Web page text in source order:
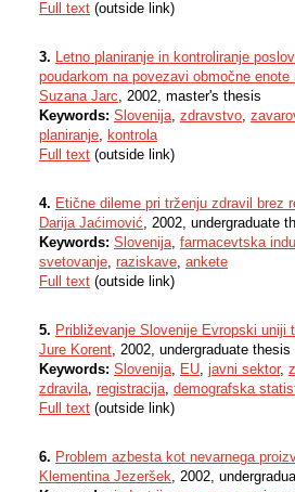
Full text (outside link)
3. Letno planiranje in kontroliranje
poudarkom na povezavi območne enote
Suzana Jarc, 2002, master's thesis
Keywords: Slovenija, zdravstvo,
planiranje, kontrola
Full text (outside link)
4. Etične dileme pri trženju zdravil brez
Darija Jaćimović, 2002, undergraduate
Keywords: Slovenija, farmacevtska
svetovanje, raziskave, ankete
Full text (outside link)
5. Približevanje Slovenije Evropski
Jure Korent, 2002, undergraduate thesis
Keywords: Slovenija, EU, javni sektor,
zdravila, registracija, demografska
Full text (outside link)
6. Problem azbesta kot nevarnega
Klementina Jezeršek, 2002,